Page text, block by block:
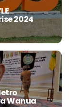
2024
Wanua